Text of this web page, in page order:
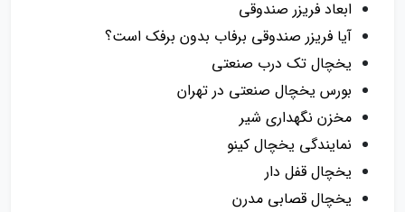
ابعاد فریزر صندوقی
آیا فریزر صندوقی برفاب بدون برفک است؟
یخچال تک درب صنعتی
بورس یخچال صنعتی در تهران
مخزن نگهداری شیر
نمایندگی یخچال کینو
یخچال قفل دار
یخچال قصابی مدرن